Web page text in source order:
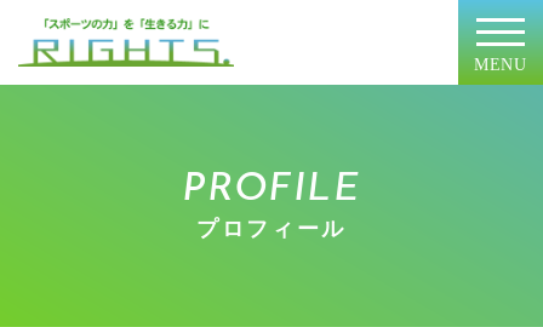
MENU
PROFILE
プロフィール